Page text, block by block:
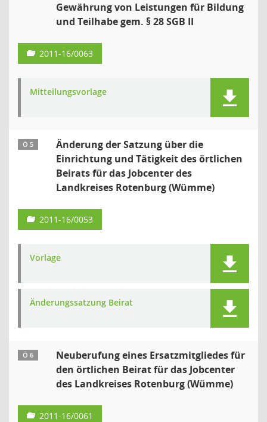
Gewährung von Leistungen für Bildung
und Teilhabe gem. § 28 SGB II
2011-16/0063
Mitteilungsvorlage
Ö 5
Änderung der Satzung über die
Einrichtung und Tätigkeit des örtlichen
Beirats für das Jobcenter des
Landkreises Rotenburg (Wümme)
2011-16/0053
Vorlage
Änderungssatzung Beirat
Ö 6
Neuberufung eines Ersatzmitgliedes für
den örtlichen Beirat für das Jobcenter
des Landkreises Rotenburg (Wümme)
2011-16/0061